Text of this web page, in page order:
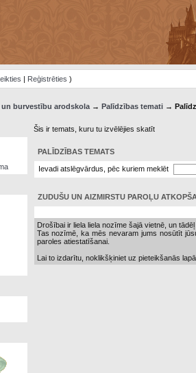
| Reģistrēties )
burvestību arodskola→ Palīdzības temati→
Šis ir temats, kuru tu izvēlējies skatīt
PALĪDZĪBAS TEMATS
Ievadi atslēgvārdus, pēc kuriem meklēt
ZUDUŠU UN AIZMIRSTU PAROĻU
Drošībai ir liela liela nozīme šajā vietnē, un
Tas nozīmē, ka mēs nevaram jums nosūtīt
paroles atiestatīšanai.
Lai to izdarītu, noklikšķiniet uz pieteikšanās